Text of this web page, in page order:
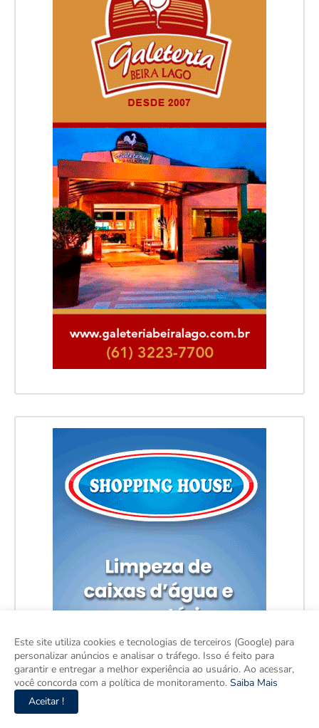
Este site utiliza cookies e tecnologias de terceiros (Google) para
personalizar anúncios e analisar o tráfego. Isso é feito para
garantir e entregar a melhor experiência ao usuário. Ao acessar,
você concorda com a política de monitoramento. Saiba Mais
Aceitar !